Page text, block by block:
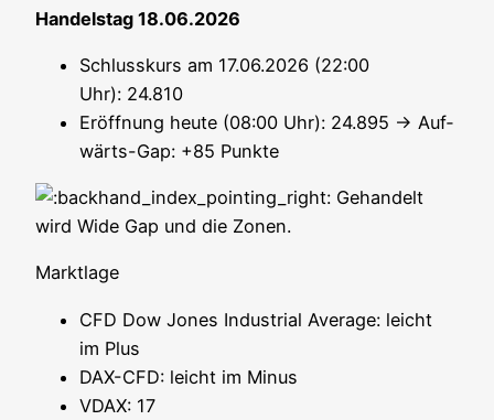
Han­dels­tag 18.06.2026
Schluss­kurs am 17.06.2026 (22:00
Uhr): 24.810
Eröff­nung heu­te (08:00 Uhr): 24.895 → Auf­
wärts-Gap: +85 Punkte
Gehan­delt
wird Wide Gap und die Zonen.
Markt­la­ge
CFD Dow Jones Indus­tri­al Avera­ge: leicht
im Plus
DAX-CFD: leicht im Minus
VDAX: 17